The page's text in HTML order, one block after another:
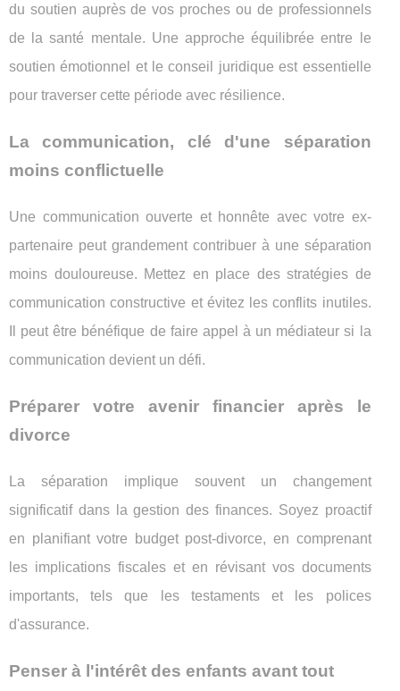
du soutien auprès de vos proches ou de professionnels
de la santé mentale. Une approche équilibrée entre le
soutien émotionnel et le conseil juridique est essentielle
pour traverser cette période avec résilience.
La communication, clé d'une séparation
moins conflictuelle
Une communication ouverte et honnête avec votre ex-
partenaire peut grandement contribuer à une séparation
moins douloureuse. Mettez en place des stratégies de
communication constructive et évitez les conflits inutiles.
Il peut être bénéfique de faire appel à un médiateur si la
communication devient un défi.
Préparer votre avenir financier après le
divorce
La séparation implique souvent un changement
significatif dans la gestion des finances. Soyez proactif
en planifiant votre budget post-divorce, en comprenant
les implications fiscales et en révisant vos documents
importants, tels que les testaments et les polices
d'assurance.
Penser à l'intérêt des enfants avant tout